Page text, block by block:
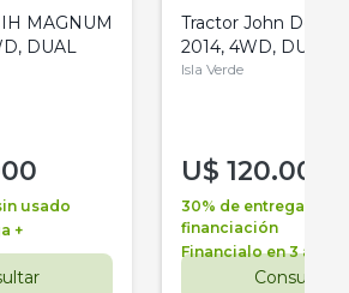
MAGNUM
DUAL
usado
+
Tractor John Deere
2014, 4WD, DUAL
Isla Verde
U$ 120.000
30% de entrega +
financiación
Financialo en 3 años
Consultar